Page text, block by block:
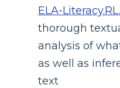
ELA-
thorough
analysis of
as well as
text